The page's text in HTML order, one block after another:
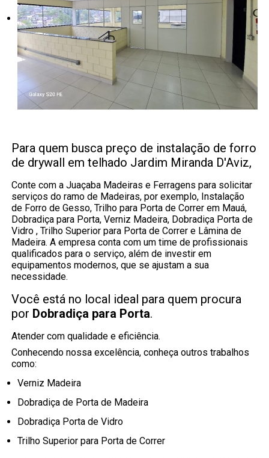
Para quem busca preço de instalação de forro
de drywall em telhado Jardim Miranda D'Aviz,
Conte com a Juaçaba Madeiras e Ferragens para solicitar
serviços do ramo de Madeiras, por exemplo, Instalação
de Forro de Gesso, Trilho para Porta de Correr em Mauá,
Dobradiça para Porta, Verniz Madeira, Dobradiça Porta de
Vidro , Trilho Superior para Porta de Correr e Lâmina de
Madeira. A empresa conta com um time de profissionais
qualificados para o serviço, além de investir em
equipamentos modernos, que se ajustam a sua
necessidade.
Você está no local ideal para quem procura
por Dobradiça para Porta.
Atender com qualidade e eficiência.
Conhecendo nossa excelência, conheça outros trabalhos
como:
Verniz Madeira
Dobradiça de Porta de Madeira
Dobradiça Porta de Vidro
Trilho Superior para Porta de Correr